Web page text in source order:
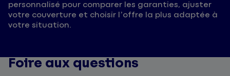
personnalisé pour comparer les garanties, ajuster
votre couverture et choisir l’offre la plus adaptée à
votre situation.
Foire aux questions